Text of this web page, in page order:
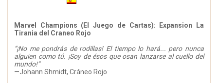
Marvel Champions (El Juego de Cartas): Expansion La
Tirania del Craneo Rojo
“¡No me pondrás de rodillas! El tiempo lo hará... pero nunca
alguien como tú. ¡Soy de ésos que osan lanzarse al cuello del
mundo!”
—Johann Shmidt, Cráneo Rojo